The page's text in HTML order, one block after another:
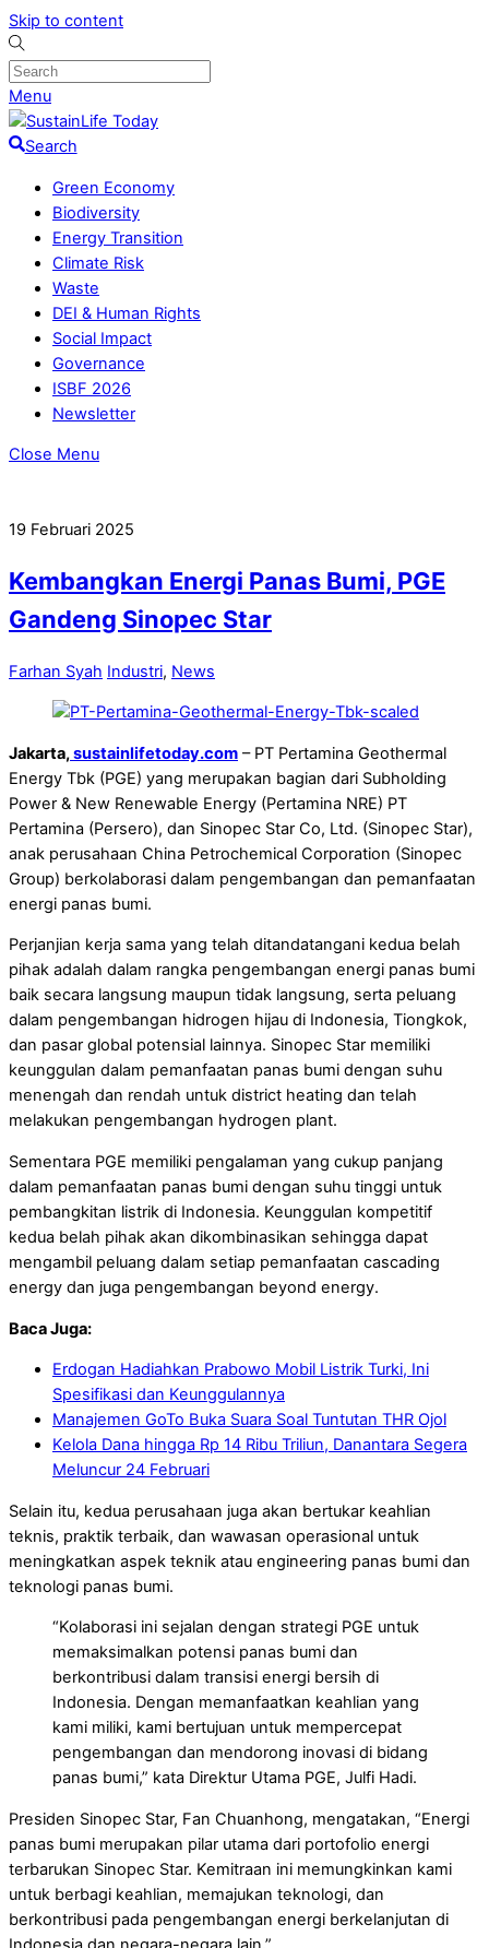
Skip to content
Menu
Search
Green Economy
Biodiversity
Energy Transition
Climate Risk
Waste
DEI & Human Rights
Social Impact
Governance
ISBF 2026
Newsletter
Close Menu
19 Februari 2025
Kembangkan Energi Panas Bumi, PGE
Gandeng Sinopec Star
Farhan Syah Industri, News
Jakarta,sustainlifetoday.com – PT Pertamina Geothermal
Energy Tbk (PGE) yang merupakan bagian dari Subholding
Power & New Renewable Energy (Pertamina NRE) PT
Pertamina (Persero), dan Sinopec Star Co, Ltd. (Sinopec Star),
anak perusahaan China Petrochemical Corporation (Sinopec
Group) berkolaborasi dalam pengembangan dan pemanfaatan
energi panas bumi.
Perjanjian kerja sama yang telah ditandatangani kedua belah
pihak adalah dalam rangka pengembangan energi panas bumi
baik secara langsung maupun tidak langsung, serta peluang
dalam pengembangan hidrogen hijau di Indonesia, Tiongkok,
dan pasar global potensial lainnya. Sinopec Star memiliki
keunggulan dalam pemanfaatan panas bumi dengan suhu
menengah dan rendah untuk district heating dan telah
melakukan pengembangan hydrogen plant.
Sementara PGE memiliki pengalaman yang cukup panjang
dalam pemanfaatan panas bumi dengan suhu tinggi untuk
pembangkitan listrik di Indonesia. Keunggulan kompetitif
kedua belah pihak akan dikombinasikan sehingga dapat
mengambil peluang dalam setiap pemanfaatan cascading
energy dan juga pengembangan beyond energy.
Baca Juga:
Erdogan Hadiahkan Prabowo Mobil Listrik Turki, Ini
Spesifikasi dan Keunggulannya
Manajemen GoTo Buka Suara Soal Tuntutan THR Ojol
Kelola Dana hingga Rp 14 Ribu Triliun, Danantara Segera
Meluncur 24 Februari
Selain itu, kedua perusahaan juga akan bertukar keahlian
teknis, praktik terbaik, dan wawasan operasional untuk
meningkatkan aspek teknik atau engineering panas bumi dan
teknologi panas bumi.
“Kolaborasi ini sejalan dengan strategi PGE untuk
memaksimalkan potensi panas bumi dan
berkontribusi dalam transisi energi bersih di
Indonesia. Dengan memanfaatkan keahlian yang
kami miliki, kami bertujuan untuk mempercepat
pengembangan dan mendorong inovasi di bidang
panas bumi,” kata Direktur Utama PGE, Julfi Hadi.
Presiden Sinopec Star, Fan Chuanhong, mengatakan, “Energi
panas bumi merupakan pilar utama dari portofolio energi
terbarukan Sinopec Star. Kemitraan ini memungkinkan kami
untuk berbagi keahlian, memajukan teknologi, dan
berkontribusi pada pengembangan energi berkelanjutan di